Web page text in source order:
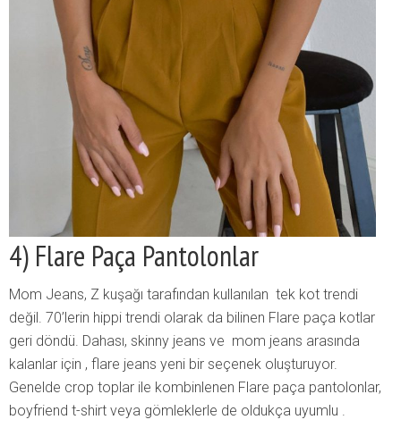
4) Flare Paça Pantolonlar
Mom Jeans, Z kuşağı tarafından kullanılan tek kot trendi
değil. 70’lerin hippi trendi olarak da bilinen Flare paça kotlar
geri döndü. Dahası, skinny jeans ve mom jeans arasında
kalanlar için , flare jeans yeni bir seçenek oluşturuyor.
Genelde crop toplar ile kombinlenen Flare paça pantolonlar,
boyfriend t-shirt veya gömleklerle de oldukça uyumlu .